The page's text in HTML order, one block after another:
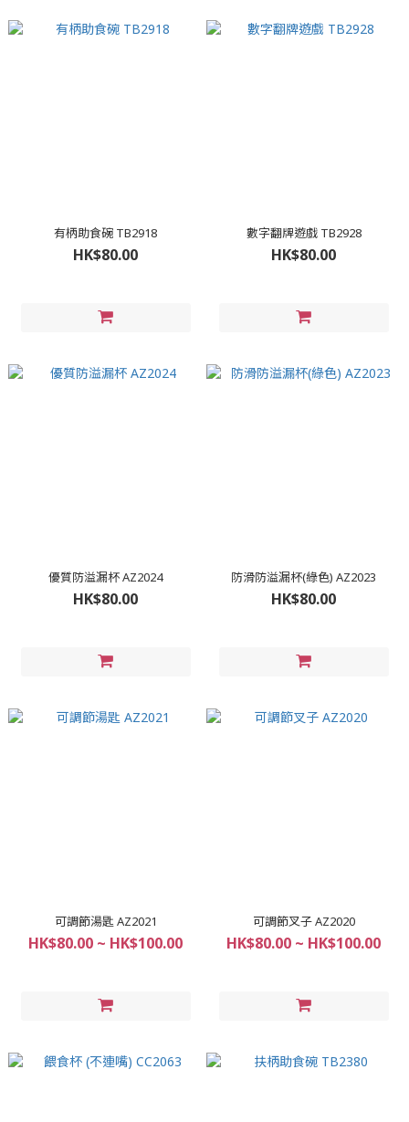
有柄助食碗 TB2918
HK$80.00
數字翻牌遊戲 TB2928
HK$80.00
優質防溢漏杯 AZ2024
HK$80.00
防滑防溢漏杯(綠色) AZ2023
HK$80.00
可調節湯匙 AZ2021
HK$80.00 ~ HK$100.00
可調節叉子 AZ2020
HK$80.00 ~ HK$100.00